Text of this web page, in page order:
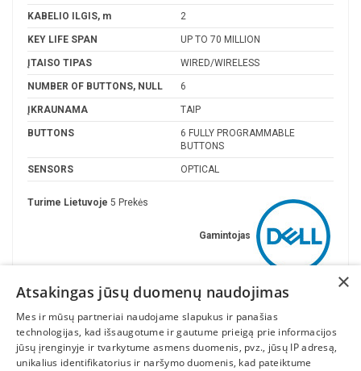
KABELIO ILGIS, m 2
KEY LIFE SPAN UP TO 70 MILLION
ĮTAISO TIPAS WIRED/WIRELESS
NUMBER OF BUTTONS, NULL 6
ĮKRAUNAMA TAIP
BUTTONS
6 FULLY PROGRAMMABLE
BUTTONS
SENSORS OPTICAL
Gamintojas
Turime Lietuvoje 5 Prekės
×
Atsakingas jūsų duomenų naudojimas
Mes ir mūsų partneriai naudojame slapukus ir panašias
technologijas, kad išsaugotume ir gautume prieigą prie informacijos
jūsų įrenginyje ir tvarkytume asmens duomenis, pvz., jūsų IP adresą,
unikalius identifikatorius ir naršymo duomenis, kad pateiktume